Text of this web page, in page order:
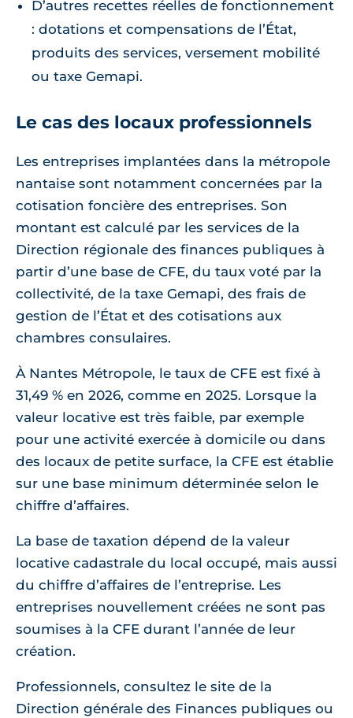
D’autres recettes réelles de fonctionnement
: dotations et compensations de l’État,
produits des services, versement mobilité
ou taxe Gemapi.
Le cas des locaux professionnels
Les entreprises implantées dans la métropole
nantaise sont notamment concernées par la
cotisation foncière des entreprises. Son
montant est calculé par les services de la
Direction régionale des finances publiques à
partir d’une base de CFE, du taux voté par la
collectivité, de la taxe Gemapi, des frais de
gestion de l’État et des cotisations aux
chambres consulaires.
À Nantes Métropole, le taux de CFE est fixé à
31,49 % en 2026, comme en 2025. Lorsque la
valeur locative est très faible, par exemple
pour une activité exercée à domicile ou dans
des locaux de petite surface, la CFE est établie
sur une base minimum déterminée selon le
chiffre d’affaires.
La base de taxation dépend de la valeur
locative cadastrale du local occupé, mais aussi
du chiffre d’affaires de l’entreprise. Les
entreprises nouvellement créées ne sont pas
soumises à la CFE durant l’année de leur
création.
Professionnels, consultez le site de la
Direction générale des Finances publiques ou